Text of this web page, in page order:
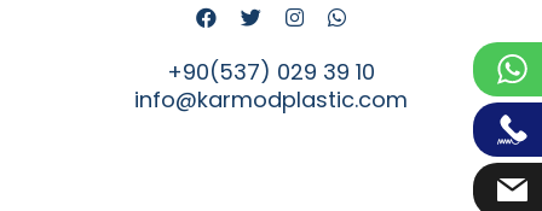
+90(537) 029 39 10
info@karmodplastic.com